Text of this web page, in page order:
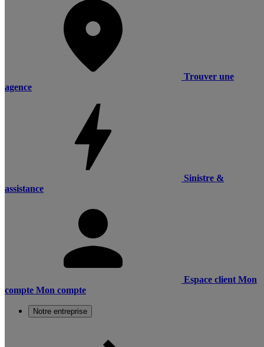
Trouver une
agence
Sinistre &
assistance
Espace client Mon
compte Mon compte
Notre entreprise